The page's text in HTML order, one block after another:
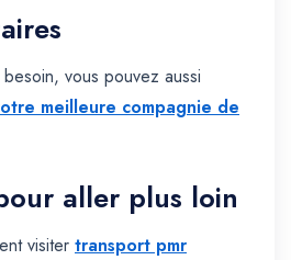
vous pouvez aussi
meilleure compagnie de
aller plus loin
visiter transport pmr